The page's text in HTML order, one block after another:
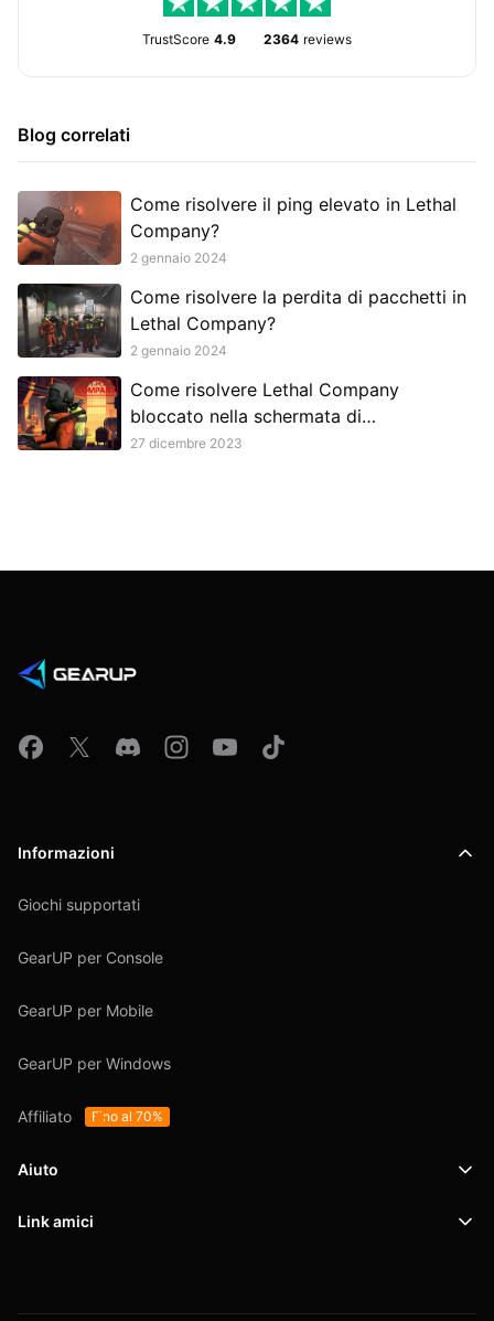
TrustScore 4.9 2364 reviews
Blog correlati
Come risolvere il ping elevato in Lethal
Company?
2 gennaio 2024
Come risolvere la perdita di pacchetti in
Lethal Company?
2 gennaio 2024
Come risolvere Lethal Company
bloccato nella schermata di
caricamento?
27 dicembre 2023
Informazioni
Giochi supportati
GearUP per Console
GearUP per Mobile
GearUP per Windows
Affiliato Fino al 70%
Aiuto
Supporto
Link amici